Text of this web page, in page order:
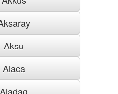
Aksu
Alaca
Aladag